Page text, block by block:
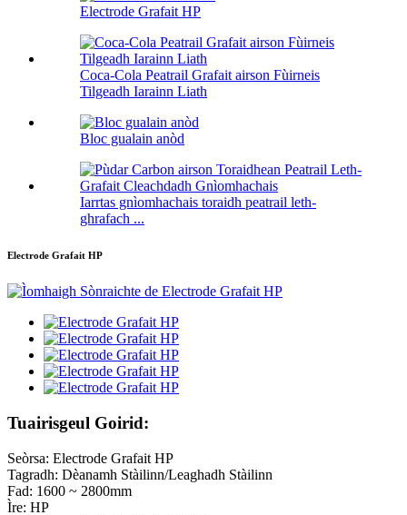
Electrode Grafait HP
Coca-Cola Peatrail Grafait airson Fùirneis
Tilgeadh Iarainn Liath
Bloc gualain anòd
Iarrtas gnìomhachais toraidh peatrail leth-
ghrafach ...
Electrode Grafait HP
Tuairisgeul Goirid:
Seòrsa: Electrode Grafait HP
Tagradh: Dèanamh Stàilinn/Leaghadh Stàilinn
Fad: 1600 ~ 2800mm
Ìre: HP